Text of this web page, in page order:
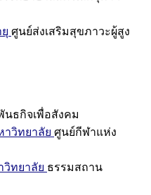
ศูนย์ส่งเสริมสุขภาวะผู้สูง
นธกิจเพื่อสังคม
วิทยาลัย ศูนย์กีฬาแห่ง
ทยาลัย ธรรมสถาน